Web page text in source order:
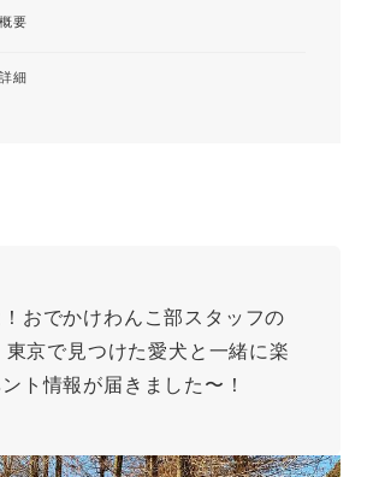
要
細
おでかけわんこ部スタッフの
京で見つけた愛犬と一緒に楽
ト情報が届きました〜！